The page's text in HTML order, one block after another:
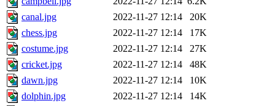
canal.jpg
2022-11-27 12:14
20K
chess.jpg
2022-11-27 12:14
17K
costume.jpg
2022-11-27 12:14
27K
cricket.jpg
2022-11-27 12:14
48K
dawn.jpg
2022-11-27 12:14
10K
dolphin.jpg
2022-11-27 12:14
14K